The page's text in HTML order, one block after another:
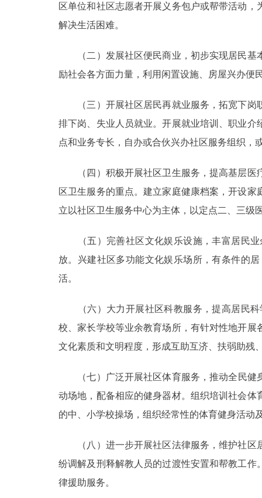
区单位和社区志愿者开展义务包户或帮带活动
解决生活困难。
（二）发展社区便民商业，初步实现居民基
励社会各方面力量，利用闲置设施、房屋兴办便
（三）开展社区居民再就业服务，拓宽下岗
排下岗、失业人员就业。开展就业培训、职业
点和业务专长，自办或合伙兴办社区服务组织
（四）积极开展社区卫生服务，提高基层医
区卫生服务的重点。建立家庭健康档案，开设
立以社区卫生服务中心为主体，以定点二、三级
（五）完善社区文化娱乐设施，丰富居民业
放。兴建社区多功能文化娱乐场所，有条件的
活。
（六）大力开展社区科教服务，提高居民科
校、家长学校等业余教育场所，有针对性地开
文化素质和文明程度，形成互助互济、扶弱助残
（七）广泛开展社区体育服务，推动全民健身
动场地，配备相应的健身器材。组织培训社会
的中、小学校操场，组织经常性的体育健身活动
（八）进一步开展社区法律服务，维护社区
纷调解及刑释解教人员的过渡性安置和帮教工
律援助服务。